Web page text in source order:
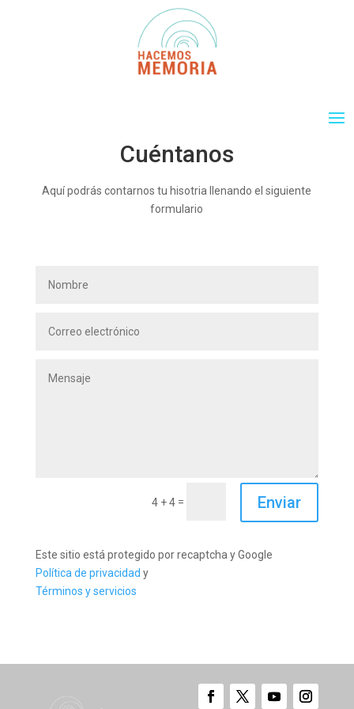
Cuéntanos
Aquí podrás contarnos tu hisotria llenando el siguiente
formulario
4 + 4 = Enviar
Este sitio está protegido por recaptcha y Google
Política de privacidad y
Términos y servicios